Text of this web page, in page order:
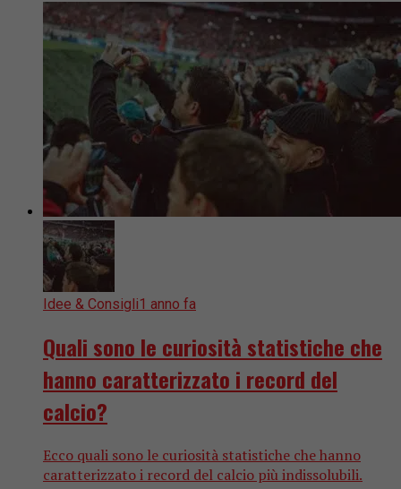
Idee & Consigli1 anno fa
Quali sono le curiosità statistiche che
hanno caratterizzato i record del
calcio?
Ecco quali sono le curiosità statistiche che hanno
caratterizzato i record del calcio più indissolubili.